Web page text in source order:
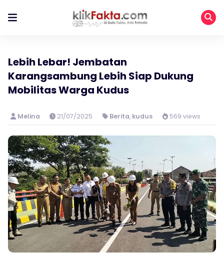
Lebih Lebar! Jembatan
Karangsambung Lebih Siap Dukung
Mobilitas Warga Kudus
Melina 21/07/2025 Berita, kudus 569 views